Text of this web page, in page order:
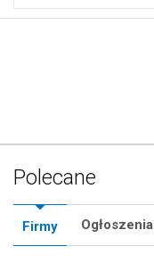
Polecane
Firmy Ogłoszenia